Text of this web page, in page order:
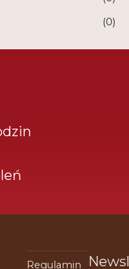
(0)
Regulamin